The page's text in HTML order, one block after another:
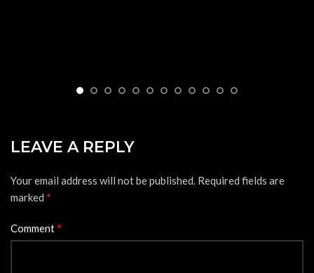
LEAVE A REPLY
Your email address will not be published. Required fields are
marked *
Comment*